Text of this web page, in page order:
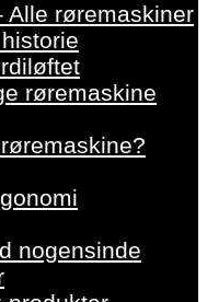
Alle røremaskiner
røremaskine
nogensinde